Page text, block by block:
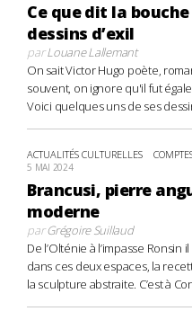
Ce que dit la
dessins d’exil
parLouane Lallemant
On sait Victor Hugo poète,
souvent, on ignore qu'il fut
Voici quelques uns de ses
ACTUALITÉS CULTURELLES
5 MAI 2024
Brancusi, pierre
moderne
parGrégoire Suillaud
De l’Olténie à l’impasse Ronsin
dans ces deux espaces, la
la sculpture abstraite. C’est à